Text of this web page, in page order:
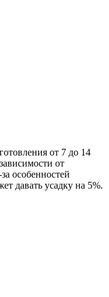
от 7 до 14
от
особенностей
давать усадку на 5%.